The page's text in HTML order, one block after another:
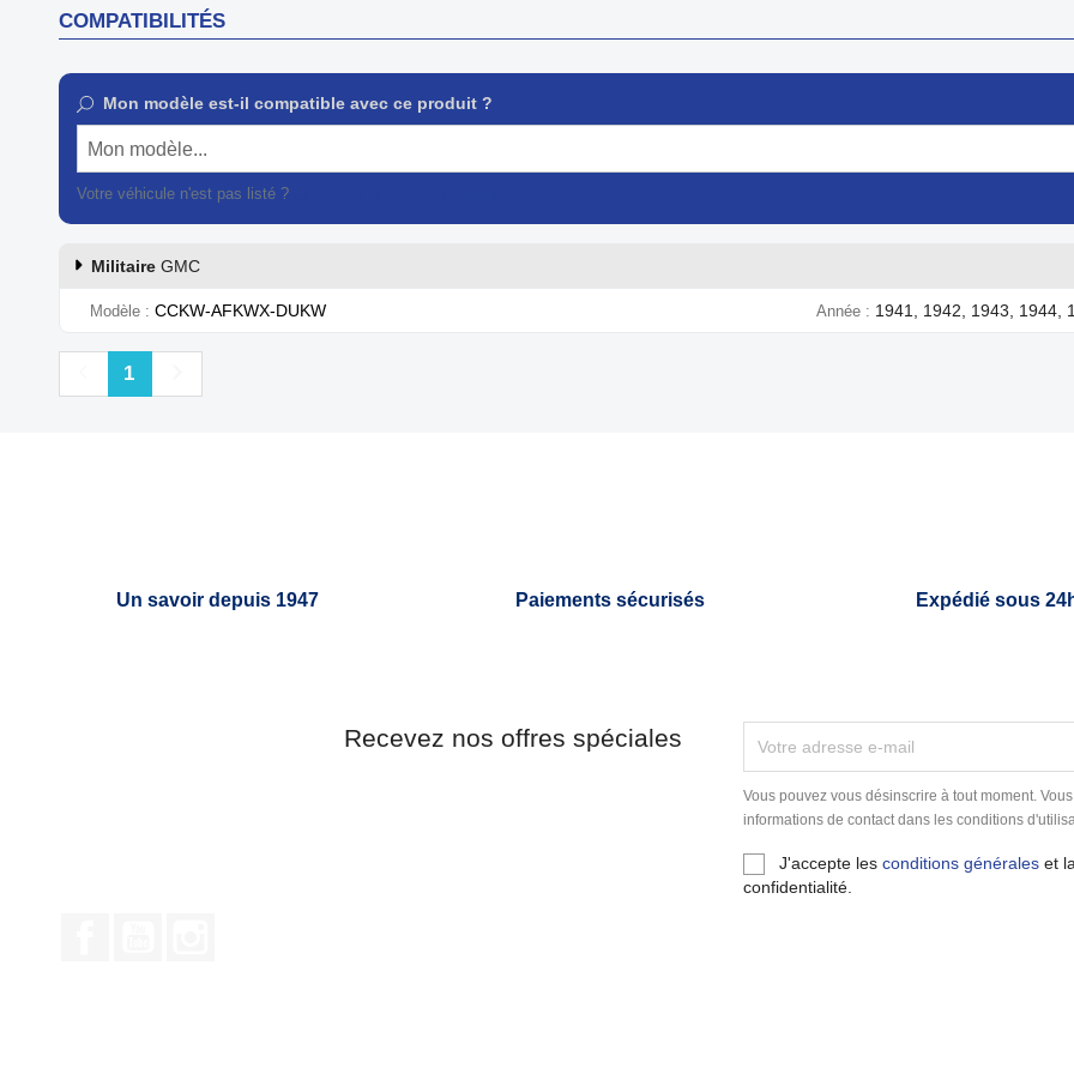
COMPATIBILITÉS
Mon modèle est-il compatible avec ce produit ?
Mon modèle...
Votre véhicule n'est pas listé ?
Militaire GMC
Modèle CCKW-AFKWX-DUKW Année 1941, 1942, 1943, 1944,
Précédent
1
Un savoir depuis 1947 Paiements sécurisés Expédié sous
Recevez nos offres spéciales
Vous pouvez vous désinscrire à tout moment.
informations de contact dans les conditions
J'accepte lesconditions générales et
confidentialité.